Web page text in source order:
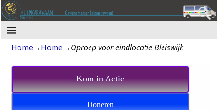
Home→Home→Oproep voor eindlocatie Bleiswijk
Kom in Actie
Doneren